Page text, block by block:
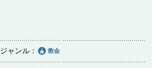
ジャンル 教会